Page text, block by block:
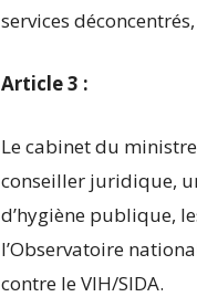
services
Article 3 :
Le cabinet du
conseiller juridique,
d’hygiène publique,
l’Observatoire
contre le VIH/SIDA.